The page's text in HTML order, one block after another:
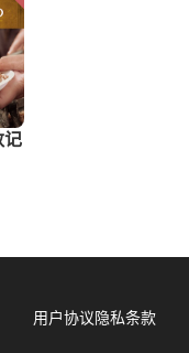
用户协议隐私条款